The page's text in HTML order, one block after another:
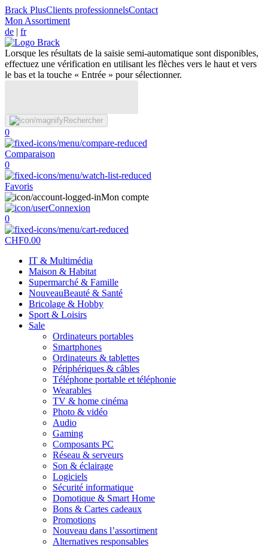
Brack PlusClients professionnelsContact
Mon Assortiment
de | fr
Lorsque les résultats de la saisie semi-automatique sont disponibles,
effectuez une vérification en utilisant les flèches vers le haut et vers
le bas et la touche « Entrée » pour sélectionner.
Rechercher
0
Comparaison
0
Favoris
Mon compte
Connexion
0
CHF0.00
IT & Multimédia
Maison & Habitat
Supermarché & Famille
NouveauBeauté & Santé
Bricolage & Hobby
Sport & Loisirs
Sale
Ordinateurs portables
Smartphones
Ordinateurs & tablettes
Périphériques & câbles
Téléphone portable et téléphonie
Wearables
TV & home cinéma
Photo & vidéo
Audio
Gaming
Composants PC
Réseau & serveurs
Son & éclairage
Logiciels
Sécurité informatique
Domotique & Smart Home
Bons & Cartes cadeaux
Promotions
Nouveau dans l’assortiment
Alternatives responsables